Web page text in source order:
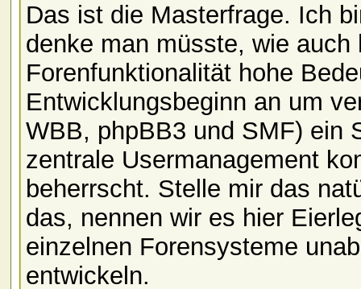
Das ist die Masterfrage. Ich
denke man müsste, wie
Forenfunktionalität hohe
Entwicklungsbeginn an um
WBB, phpBB3 und SMF) ein
zentrale Usermanagement
beherrscht. Stelle mir das
das, nennen wir es hier
einzelnen Forensysteme
entwickeln.